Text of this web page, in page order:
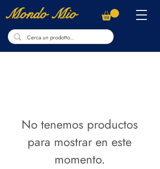
Mondo Mio
No tenemos productos
para mostrar en este
momento.